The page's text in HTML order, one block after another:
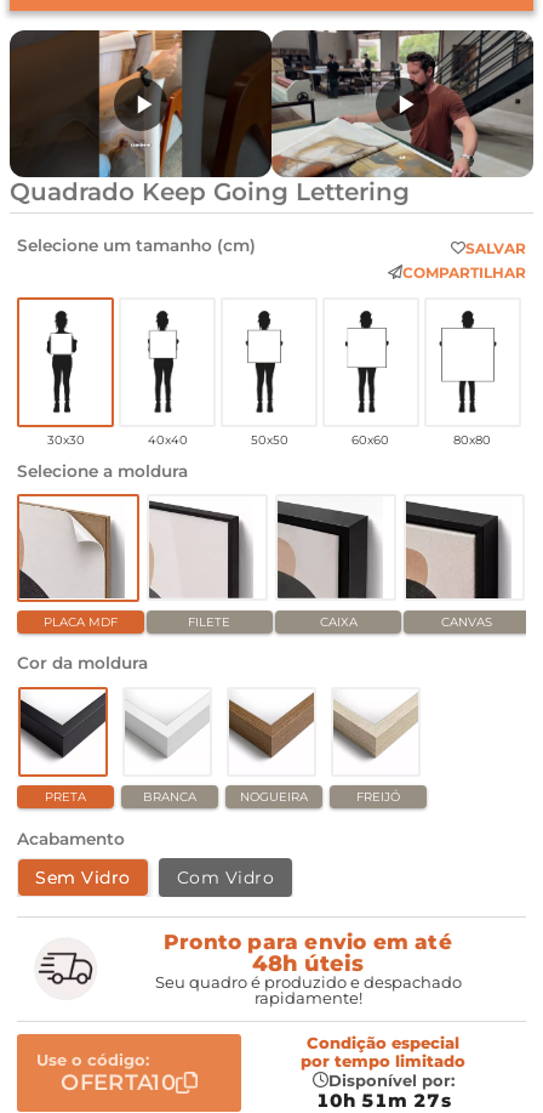
Quadrado Keep Going Lettering
Selecione um tamanho (cm)
SALVAR
COMPARTILHAR
30x30 40x40 50x50 60x60 80x80
Selecione a moldura
PLACA MDF FILETE CAIXA CANVAS
Cor da moldura
PRETA BRANCA NOGUEIRA FREIJÓ
Acabamento
Sem Vidro Com Vidro
Pronto para envio em até
48h úteis
Seu quadro é produzido e despachado
rapidamente!
Use o código:
OFERTA10
Condição especial
por tempo limitado
Disponível por:
10h 51m 26s